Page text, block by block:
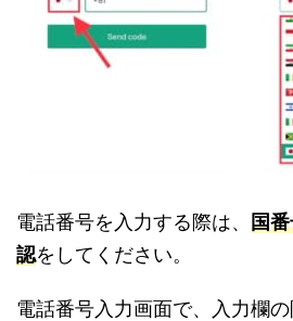
電話番号を入力する際は、 国
認をしてください。
電話番号入力画面で、入力欄